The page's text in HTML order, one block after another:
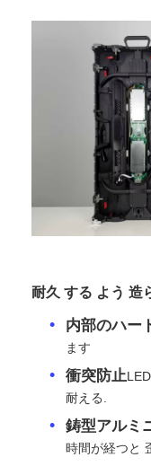
お問い合わせ
引金 を 求め て
ステージLEDス
耐久 する よう 造
内部のハー
ます
衝突防止
耐える.
鋳型アルミ
時間が経つと